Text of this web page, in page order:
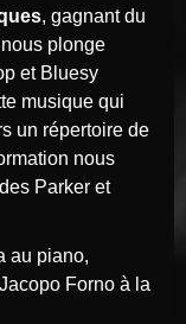
, gagnant du
plonge
et Bluesy
musique qui
un répertoire de
nous
Parker et
Forno à la